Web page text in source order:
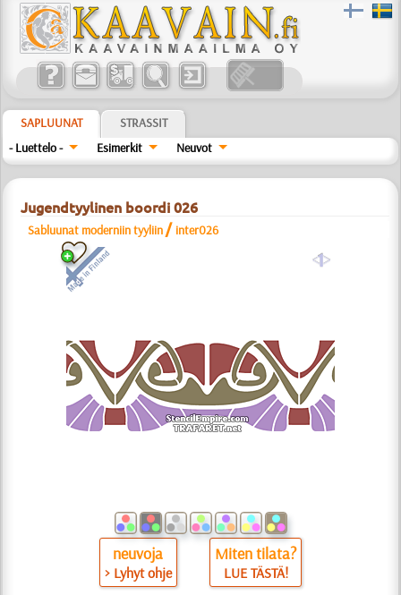
SAPLUUNAT
STRASSIT
- Luettelo -
Esimerkit Neuvot
Jugendtyylinen boordi 026
Sabluunat moderniin tyyliin / inter026
a
neuvoja
> Lyhyt ohje
Miten tilata?
LUE TÄSTÄ!